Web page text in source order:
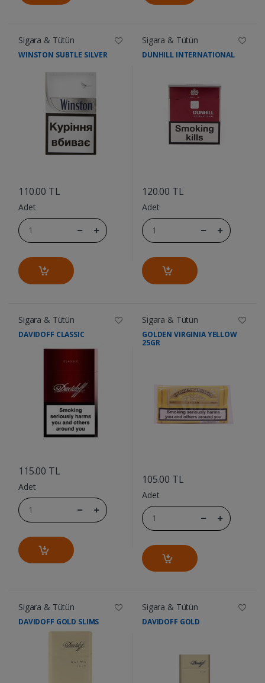
Sigara & Tütün
WINSTON SUBTLE SILVER
110.00 TL
Adet
Sigara & Tütün
DUNHILL INTERNATIONAL
120.00 TL
Adet
Sigara & Tütün
DAVIDOFF CLASSIC
115.00 TL
Adet
Sigara & Tütün
GOLDEN VIRGINIA YELLOW
25GR
105.00 TL
Adet
Sigara & Tütün
DAVIDOFF GOLD SLIMS
Sigara & Tütün
DAVIDOFF GOLD